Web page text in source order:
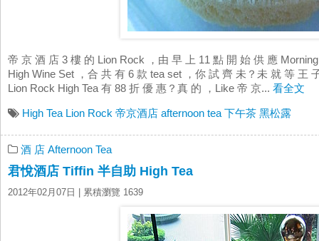
帝 京 酒 店 3 樓 的 Lion Rock ，由 早 上 11 點 開 始 供 應
High Wine Set ，合 共 有 6 款 tea set ，你 試 齊 未？未 就 等 王
Lion Rock High Tea 有 88 折 優 惠？真 的 ，Like 帝 京... 看全文
High Tea Lion Rock 帝京酒店 afternoon tea 下午茶 黑松露
酒 店 Afternoon Tea
君悅酒店 Tiffin 半自助 High Tea
2012年02月07日 | 累積瀏覽 1639